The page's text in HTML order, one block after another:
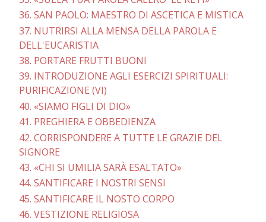
36. SAN PAOLO: MAESTRO DI ASCETICA E MISTICA
37. NUTRIRSI ALLA MENSA DELLA PAROLA E
DELL'EUCARISTIA
38. PORTARE FRUTTI BUONI
39. INTRODUZIONE AGLI ESERCIZI SPIRITUALI:
PURIFICAZIONE (VI)
40. «SIAMO FIGLI DI DIO»
41. PREGHIERA E OBBEDIENZA
42. CORRISPONDERE A TUTTE LE GRAZIE DEL
SIGNORE
43. «CHI SI UMILIA SARÀ ESALTATO»
44. SANTIFICARE I NOSTRI SENSI
45. SANTIFICARE IL NOSTO CORPO
46. VESTIZIONE RELIGIOSA